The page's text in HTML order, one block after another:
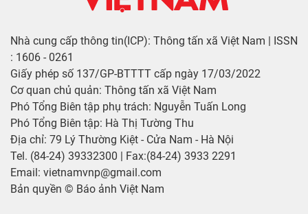
Nhà cung cấp thông tin(ICP): Thông tấn xã Việt Nam | ISSN
: 1606 - 0261
Giấy phép số 137/GP-BTTTT cấp ngày 17/03/2022
Cơ quan chủ quản: Thông tấn xã Việt Nam
Phó Tổng Biên tập phụ trách: Nguyễn Tuấn Long
Phó Tổng Biên tập: Hà Thị Tường Thu
Địa chỉ: 79 Lý Thường Kiệt - Cửa Nam - Hà Nội
Tel. (84-24) 39332300 | Fax:(84-24) 3933 2291
Email: vietnamvnp@gmail.com
Bản quyền © Báo ảnh Việt Nam